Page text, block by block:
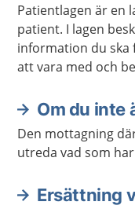
Patientlagen är en
patient. I lagen
information du ska
att vara med och
Om du inte
Den mottagning
utreda vad som
Ersättning